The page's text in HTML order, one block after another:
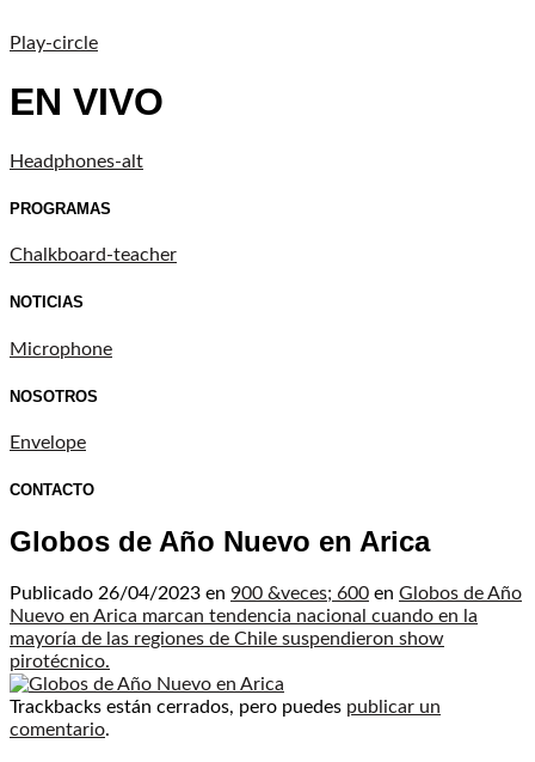
Play-circle
EN VIVO
Headphones-alt
PROGRAMAS
Chalkboard-teacher
NOTICIAS
Microphone
NOSOTROS
Envelope
CONTACTO
Globos de Año Nuevo en Arica
Publicado 26/04/2023 en 900 &veces; 600 en Globos de Año
Nuevo en Arica marcan tendencia nacional cuando en la
mayoría de las regiones de Chile suspendieron show
pirotécnico.
Trackbacks están cerrados, pero puedes publicar un
comentario.